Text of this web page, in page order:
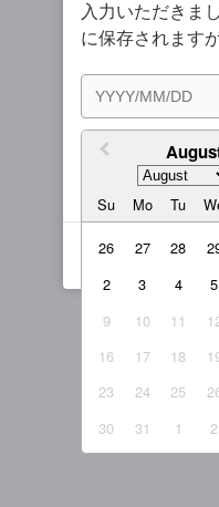
繁
入力いただきま
に保存されます
Su Mo Tu
26 27 28
2
3 4 5
9 10 11
16
17 18
23
24 25
30
31 1 2
利用規約および
意します。